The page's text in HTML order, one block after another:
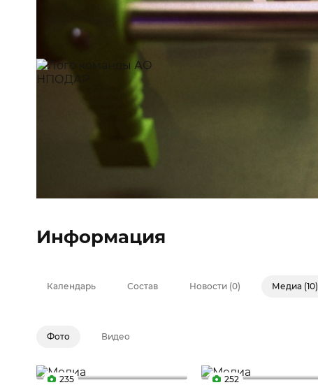
Информация
Календарь Состав Новости (0) Медиа (10)
Фото Видео
235
252